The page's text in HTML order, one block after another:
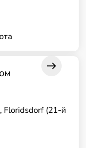
Floridsdorf (21-й